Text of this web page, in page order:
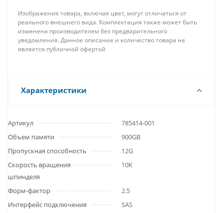
Изображения товара, включая цвет, могут отличаться от
реального внешнего вида. Комплектация также может быть
изменена производителем без предварительного
уведомления. Данное описание и количество товара не
является публичной офертой
Характеристики
Артикул
785414-001
Объем памяти
900GB
Пропускная способность
12G
Скорость вращения
шпинделя
10K
Форм-фактор
2.5
Интерфейс подключения
SAS